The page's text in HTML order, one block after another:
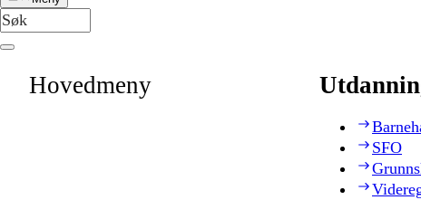
Hovedmeny
SFO